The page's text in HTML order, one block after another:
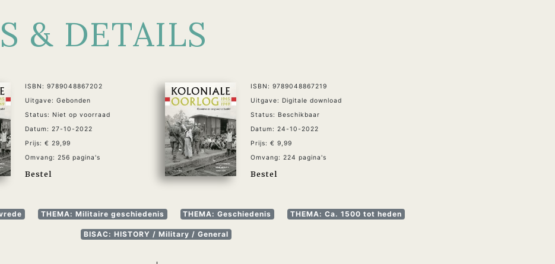
& DETAILS
ISBN: 9789048867202
Uitgave: Gebonden
Status: Niet op voorraad
Datum: 27-10-2022
Prijs: € 29,99
Omvang: 256 pagina's
Bestel
ISBN: 9789048867219
Uitgave: Digitale download
Status: Beschikbaar
Datum: 24-10-2022
Prijs: € 9,99
Omvang: 224 pagina's
Bestel
THEMA: Militaire geschiedenis THEMA: Geschiedenis THEMA: Ca. 1500 tot heden
BISAC: HISTORY / Military / General